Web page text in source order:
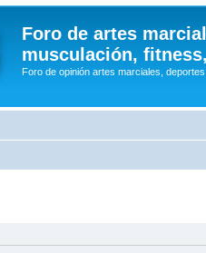
Foro de artes
musculación,
Foro de opinión artes marciales,